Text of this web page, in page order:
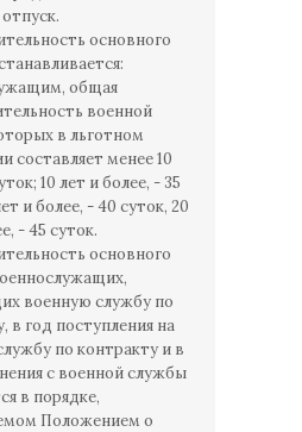
основного
общая
военной
в льготном
составляет менее 10
10 лет и более, - 35
и более, - 40 суток, 20
- 45 суток.
основного
военную службу по
в год поступления на
по контракту и в
с военной службы
в порядке,
Положением о